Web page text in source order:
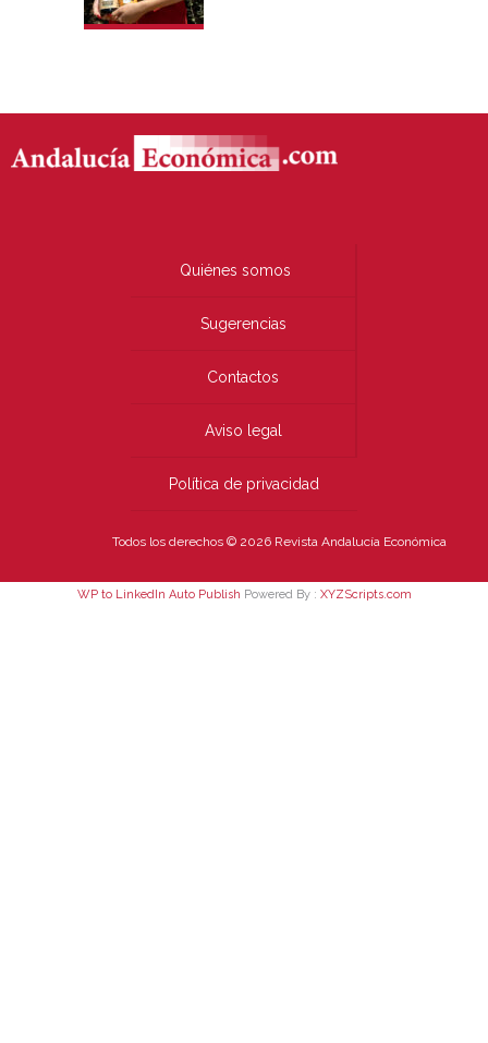
Quiénes somos
Sugerencias
Contactos
Aviso legal
Política de privacidad
Todos los derechos © 2026 Revista Andalucía Económica
WP to LinkedIn Auto Publish Powered By : XYZScripts.com